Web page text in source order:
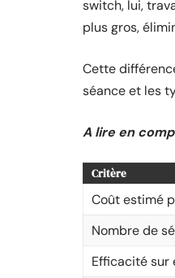
switch, lui,
plus gros,
Cette
séance et les
A lire en
Critère
Coût estimé
Nombre de
Efficacité sur